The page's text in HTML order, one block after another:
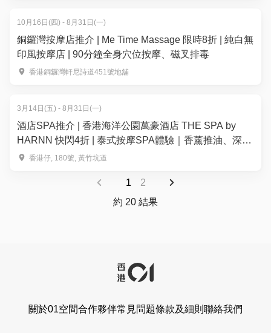
10月16日(四) - 8月31日(一)
銅鑼灣按摩店推介 | Me Time Massage 限時8折 | 純白無
印風按摩店 | 90分鐘全身穴位按摩、磁叉排毒
香港銅鑼灣軒尼詩道451號地舖
3月14日(五) - 8月31日(一)
酒店SPA推介 | 香港海洋公園萬豪酒店 THE SPA by
HARNN 快閃4折 | 泰式按摩SPA體驗｜香薰推油、深層
肌肉舒緩、面部美白護理
香港仔, 180號, 黃竹坑道
1
2
約 20 結果
關於01空間合作夥伴常見問題條款及細則 聯絡我們